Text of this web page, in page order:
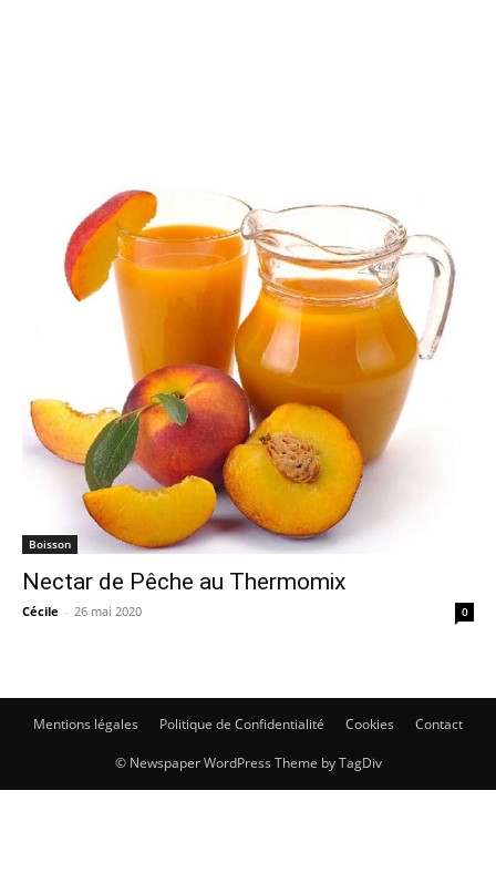
Boisson
Nectar de Pêche au Thermomix
Cécile - 26 mai 2020 0
Mentions légales Politique de Confidentialité Cookies Contact
© Newspaper WordPress Theme by TagDiv